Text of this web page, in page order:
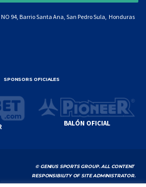
94, Barrio Santa Ana, San Pedro Sula, Honduras
SPONSORS OFICIALES
BALÓN OFICIAL
© GENIUS SPORTS GROUP. ALL CONTENT
RESPONSIBILITY OF SITE ADMINISTRATOR.
YOUTUBE TERMS OF SERVICE|GOOGLE